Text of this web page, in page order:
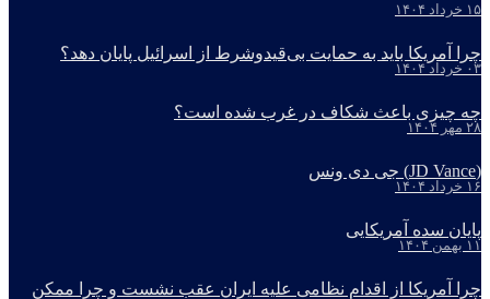
۱۵ خرداد ۱۴۰۴
چرا آمریکا باید به حمایت بی‌قیدوشرط از اسرائیل پایان دهد؟
۰۳ خرداد ۱۴۰۴
چه چیزی باعث شکاف در غرب شده است؟
۲۸ مهر ۱۴۰۴
(JD Vance) جی دی ونس
۱۶ خرداد ۱۴۰۴
پایان سده آمریکایی
۱۱ بهمن ۱۴۰۴
چرا آمریکا از اقدام نظامی علیه ایران عقب نشست و چرا ممکن